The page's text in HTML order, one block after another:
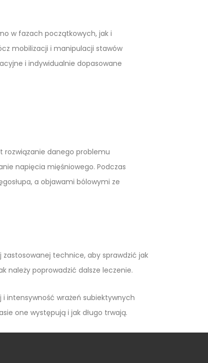
w fazach początkowych, jak i
mobilizacji i manipulacji stawów
i indywidualnie dopasowane
rozwiązanie danego problemu
napięcia mięśniowego. Podczas
a objawami bólowymi ze
technice, aby sprawdzić jak
należy poprowadzić dalsze leczenie.
intensywność wrażeń subiektywnych
one występują i jak długo trwają.